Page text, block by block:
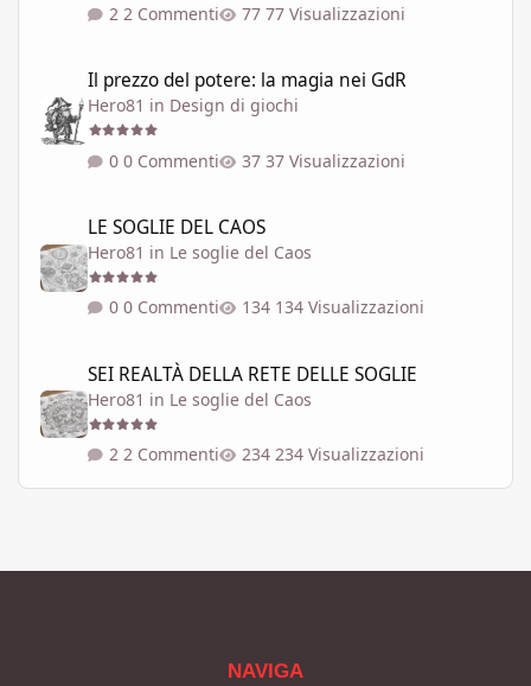
2 Commenti 77 Visualizzazioni
Il prezzo del potere: la magia nei GdR
Hero81 in Design di giochi
0 Commenti 37 Visualizzazioni
LE SOGLIE DEL CAOS
Hero81 in Le soglie del Caos
0 Commenti 134 Visualizzazioni
SEI REALTÀ DELLA RETE DELLE SOGLIE
Hero81 in Le soglie del Caos
2 Commenti 234 Visualizzazioni
NAVIGA